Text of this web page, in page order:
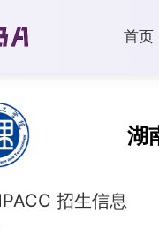
首页
湖
招生信息